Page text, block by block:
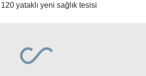
yataklı yeni sağlık tesisi